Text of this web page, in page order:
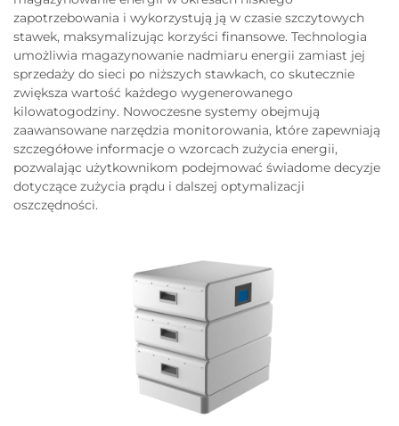
zapotrzebowania i wykorzystują ją w czasie szczytowych
stawek, maksymalizując korzyści finansowe. Technologia
umożliwia magazynowanie nadmiaru energii zamiast jej
sprzedaży do sieci po niższych stawkach, co skutecznie
zwiększa wartość każdego wygenerowanego
kilowatogodziny. Nowoczesne systemy obejmują
zaawansowane narzędzia monitorowania, które zapewniają
szczegółowe informacje o wzorcach zużycia energii,
pozwalając użytkownikom podejmować świadome decyzje
dotyczące zużycia prądu i dalszej optymalizacji
oszczędności.